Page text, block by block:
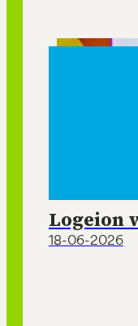
Logeion
18-06-2026